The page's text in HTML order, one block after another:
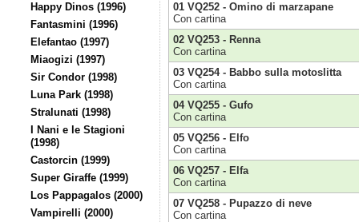
Happy Dinos (1996)
Fantasmini (1996)
Elefantao (1997)
Miaogizi (1997)
Sir Condor (1998)
Luna Park (1998)
Stralunati (1998)
I Nani e le Stagioni
(1998)
Castorcin (1999)
Super Giraffe (1999)
Los Pappagalos (2000)
Vampirelli (2000)
01 VQ252 - Omino di marzapane
Con cartina
02 VQ253 - Renna
Con cartina
03 VQ254 - Babbo sulla motoslitta
Con cartina
04 VQ255 - Gufo
Con cartina
05 VQ256 - Elfo
Con cartina
06 VQ257 - Elfa
Con cartina
07 VQ258 - Pupazzo di neve
Con cartina